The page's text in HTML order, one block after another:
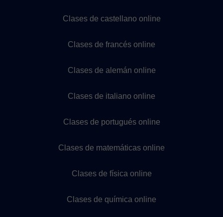
Clases de castellano online
Clases de francés online
Clases de alemán online
Clases de italiano online
Clases de portugués online
Clases de matemáticas online
Clases de física online
Clases de química online